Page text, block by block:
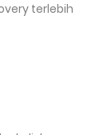
terlebih